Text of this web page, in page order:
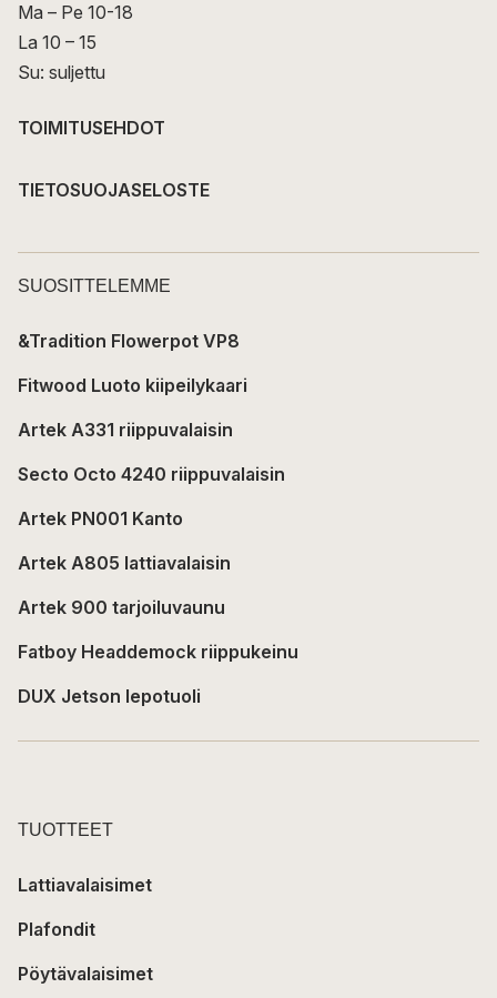
Ma – Pe 10-18
La 10 – 15
Su: suljettu
TOIMITUSEHDOT
TIETOSUOJASELOSTE
SUOSITTELEMME
&Tradition Flowerpot VP8
Fitwood Luoto kiipeilykaari
Artek A331 riippuvalaisin
Secto Octo 4240 riippuvalaisin
Artek PN001 Kanto
Artek A805 lattiavalaisin
Artek 900 tarjoiluvaunu
Fatboy Headdemock riippukeinu
DUX Jetson lepotuoli
TUOTTEET
Lattiavalaisimet
Plafondit
Pöytävalaisimet